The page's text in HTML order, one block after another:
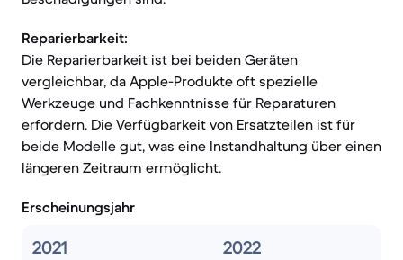
Reparierbarkeit:
Die Reparierbarkeit ist bei beiden Geräten
vergleichbar, da Apple-Produkte oft spezielle
Werkzeuge und Fachkenntnisse für Reparaturen
erfordern. Die Verfügbarkeit von Ersatzteilen ist für
beide Modelle gut, was eine Instandhaltung über einen
längeren Zeitraum ermöglicht.
Erscheinungsjahr
2021 2022